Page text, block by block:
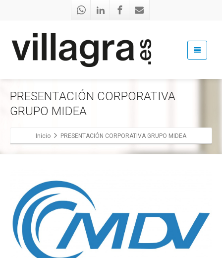
PRESENTACIÓN CORPORATIVA
GRUPO MIDEA
Inicio PRESENTACIÓN CORPORATIVA GRUPO MIDEA